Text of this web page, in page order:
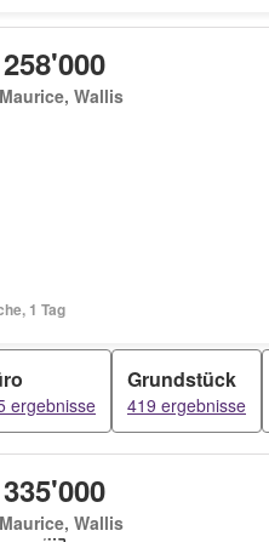
Wallis
1 Tag
ergebnisse
Grundstück
419 ergebnisse
Wallis